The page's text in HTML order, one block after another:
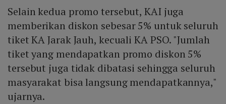
Selain kedua promo tersebut, KAI juga
memberikan diskon sebesar 5% untuk seluruh
tiket KA Jarak Jauh, kecuali KA PSO. "Jumlah
tiket yang mendapatkan promo diskon 5%
tersebut juga tidak dibatasi sehingga seluruh
masyarakat bisa langsung mendapatkannya,"
ujarnya.